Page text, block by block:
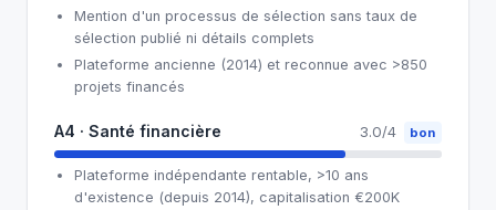
Mention d'un processus de sélection sans taux de
sélection publié ni détails complets
Plateforme ancienne (2014) et reconnue avec >850
projets financés
A4 · Santé financière 3.0/4 bon
Plateforme indépendante rentable, >10 ans
d'existence (depuis 2014), capitalisation €200K